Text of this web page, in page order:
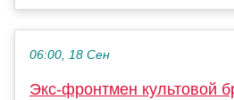
06:00, 18 Сен
Экс-фронтмен культовой